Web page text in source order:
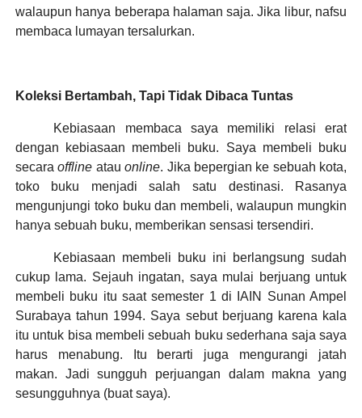
walaupun hanya beberapa halaman saja. Jika libur, nafsu
membaca lumayan tersalurkan.
Koleksi Bertambah, Tapi Tidak Dibaca Tuntas
Kebiasaan membaca saya memiliki relasi erat
dengan kebiasaan membeli buku. Saya membeli buku
secaraoffline atauonline. Jika bepergian ke sebuah kota,
toko buku menjadi salah satu destinasi. Rasanya
mengunjungi toko buku dan membeli, walaupun mungkin
hanya sebuah buku, memberikan sensasi tersendiri.
Kebiasaan membeli buku ini berlangsung sudah
cukup lama. Sejauh ingatan, saya mulai berjuang untuk
membeli buku itu saat semester 1 di IAIN Sunan Ampel
Surabaya tahun 1994. Saya sebut berjuang karena kala
itu untuk bisa membeli sebuah buku sederhana saja saya
harus menabung. Itu berarti juga mengurangi jatah
makan. Jadi sungguh perjuangan dalam makna yang
sesungguhnya (buat saya).